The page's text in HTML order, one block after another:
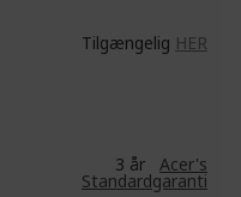
Tilgængelig HER
3 år Acer's
Standardgaranti